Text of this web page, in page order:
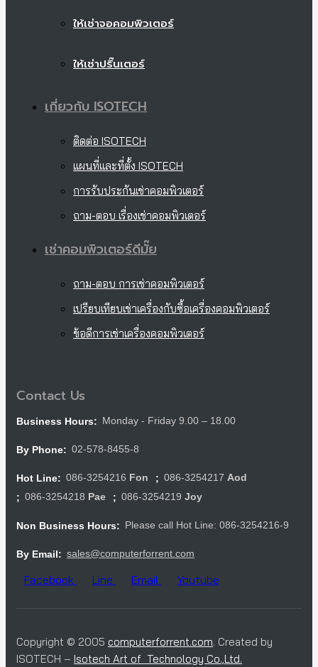
ให้เช่าจอคอมพิวเตอร์
ให้เช่าปริ๊นเตอร์
เกี่ยวกับ ISOTECH
ติดต่อ ISOTECH
แผนที่และที่ตั้ง ISOTECH
การรับประกันเช่าคอมพิวเตอร์
ถาม-ตอบ เรื่องเช่าคอมพิวเตอร์
เช่าคอมพิวเตอร์ดีมั๊ย
ถาม-ตอบ การเช่าคอมพิวเตอร์
เปรียบเทียบเช่าเครื่องกับซื้อเครื่องคอมพิวเตอร์
ข้อดีการเช่าเครื่องคอมพิวเตอร์
Contact Us
Business Hours: Monday - Friday 9.00 – 18.00
By Phone: 02-578-8455-8
Hot Line: 086-3254216 Fon ; 086-3254217 Aod
; 086-3254218 Pae ; 086-3254219 Joy
Non Business Hours: Please call Hot Line: 086-3254216-9
By Email: sales@computerforrent.com
Facebook Line Email Youtube
Copyright © 2005 computerforrent.com. Created by
ISOTECH – Isotech Art of Technology Co.,Ltd.